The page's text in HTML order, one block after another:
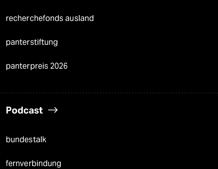
recherchefonds ausland
panterstiftung
panterpreis 2026
Podcast
bundestalk
fernverbindung